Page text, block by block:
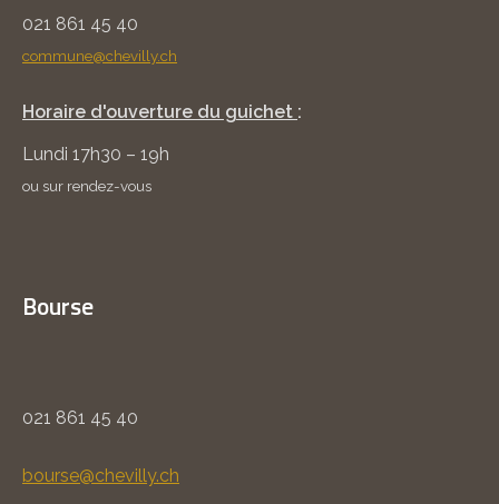
021 861 45 40
commune@chevilly.ch
Horaire d'ouverture du guichet :
Lundi 17h30 – 19h
ou sur rendez-vous
Bourse
021 861 45 40
bourse@chevilly.ch